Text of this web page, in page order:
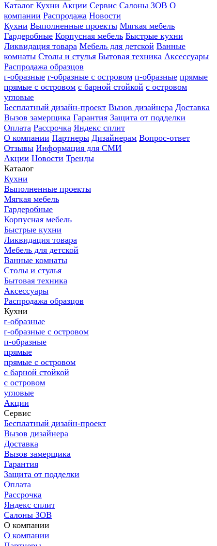
Каталог Кухни Акции Сервис Салоны ЗОВ О
компании Распродажа Новости
Кухни Выполненные проекты Мягкая мебель
Гардеробные Корпусная мебель Быстрые кухни
Ликвидация товара Мебель для детской Ванные
комнаты Столы и стулья Бытовая техника Аксессуары
Распродажа образцов
г-образные г-образные с островом п-образные прямые
прямые с островом с барной стойкой с островом
угловые
Бесплатный дизайн-проект Вызов дизайнера Доставка
Вызов замерщика Гарантия Защита от подделки
Оплата Рассрочка Яндекс сплит
О компании Партнеры Дизайнерам Вопрос-ответ
Отзывы Информация для СМИ
Акции Новости Тренды
Каталог
Кухни
Выполненные проекты
Мягкая мебель
Гардеробные
Корпусная мебель
Быстрые кухни
Ликвидация товара
Мебель для детской
Ванные комнаты
Столы и стулья
Бытовая техника
Аксессуары
Распродажа образцов
Кухни
г-образные
г-образные с островом
п-образные
прямые
прямые с островом
с барной стойкой
с островом
угловые
Акции
Сервис
Бесплатный дизайн-проект
Вызов дизайнера
Доставка
Вызов замерщика
Гарантия
Защита от подделки
Оплата
Рассрочка
Яндекс сплит
Салоны ЗОВ
О компании
О компании